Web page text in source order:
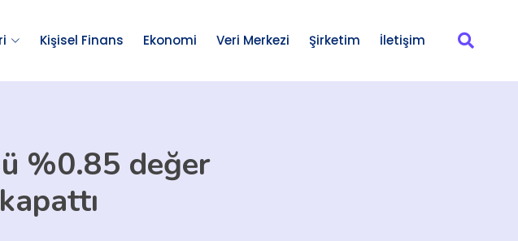
Kişisel Finans Ekonomi Veri Merkezi Şirketim İletişim
%0.85 değer